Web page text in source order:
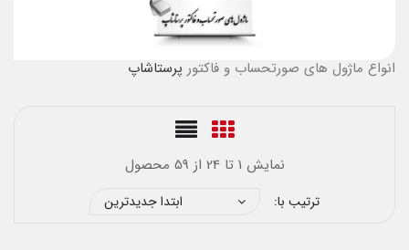
انواع ماژول های صورتحساب و فاکتور پرستاشاپ
نمایش 1 تا 24 از 59 محصول
ترتیب با: ابتدا جدیدترین